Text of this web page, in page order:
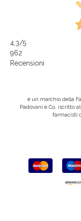
4,3/5
962
Recensioni
è un marchio della
Padovani e Co, iscritto
farmacisti